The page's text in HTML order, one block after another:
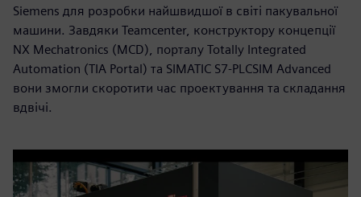
Siemens для розробки найшвидшої в світі пакувальної
машини. Завдяки Teamcenter, конструктору концепції
NX Mechatronics (MCD), порталу Totally Integrated
Automation (TIA Portal) та SIMATIC S7-PLCSIM Advanced
вони змогли скоротити час проектування та складання
вдвічі.